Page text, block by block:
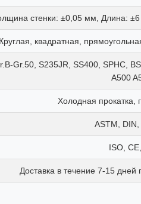
стенки: ±0,05 мм, Длина:
Круглая, квадратная,
Gr.50, S235JR, SS400, SPHC,
A500
Холодная прокатка,
ASTM, DIN,
ISO,
Доставка в течение 7-15 дней